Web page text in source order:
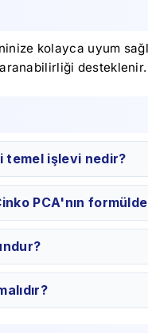
kolayca uyum
desteklenir.
temel işlevi nedir?
PCA'nın